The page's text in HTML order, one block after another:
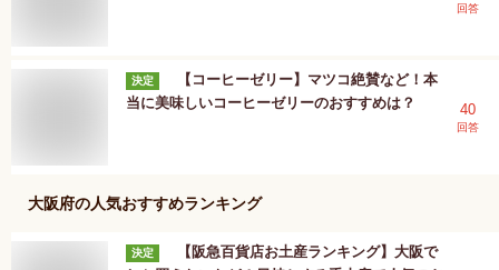
回答
決定
【コーヒーゼリー】マツコ絶賛など！本
当に美味しいコーヒーゼリーのおすすめは？
40
回答
大阪府の人気おすすめランキング
決定
【阪急百貨店お土産ランキング】大阪で